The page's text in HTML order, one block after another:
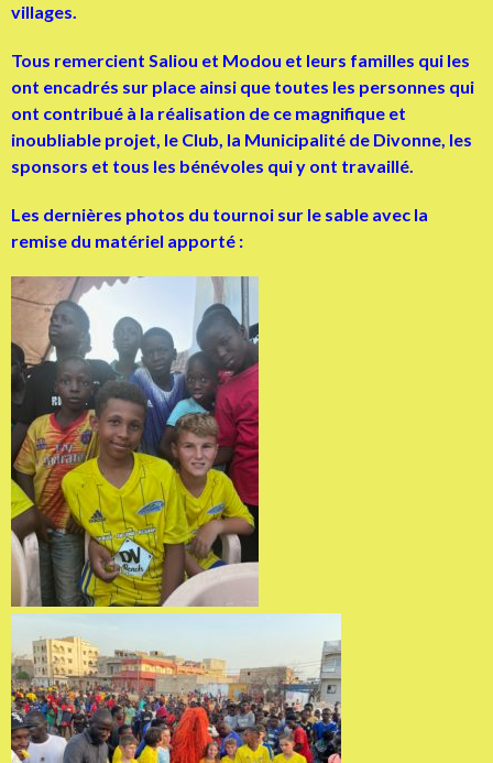
villages.
Tous remercient Saliou et Modou et leurs familles qui les
ont encadrés sur place ainsi que toutes les personnes qui
ont contribué à la réalisation de ce magnifique et
inoubliable projet, le Club, la Municipalité de Divonne, les
sponsors et tous les bénévoles qui y ont travaillé.
Les dernières photos du tournoi sur le sable avec la
remise du matériel apporté :